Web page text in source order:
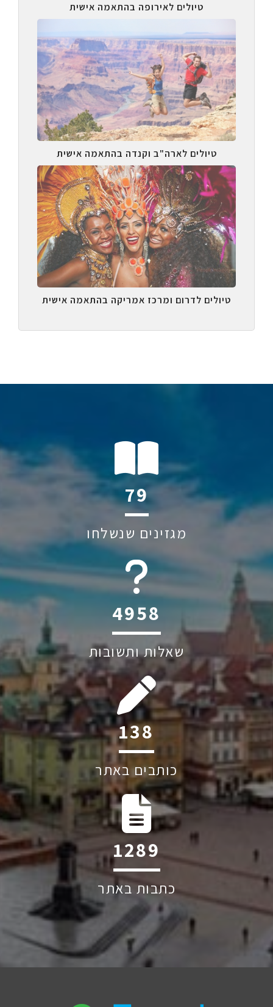
טיולים לאירופה בהתאמה אישית
טיולים לארה"ב וקנדה בהתאמה אישית
טיולים לדרום ומרכז אמריקה בהתאמה אישית
120
מגזינים שנשלחו
6045
שאלות ותשובות
211
כותבים באתר
1960
כתבות באתר